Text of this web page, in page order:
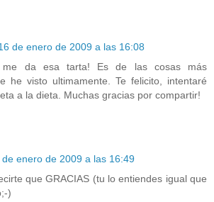
de enero de 2009 a las 16:08
me da esa tarta! Es de las cosas más
he visto ultimamente. Te felicito, intentaré
a la dieta. Muchas gracias por compartir!
de enero de 2009 a las 16:49
que GRACIAS (tu lo entiendes igual que
)